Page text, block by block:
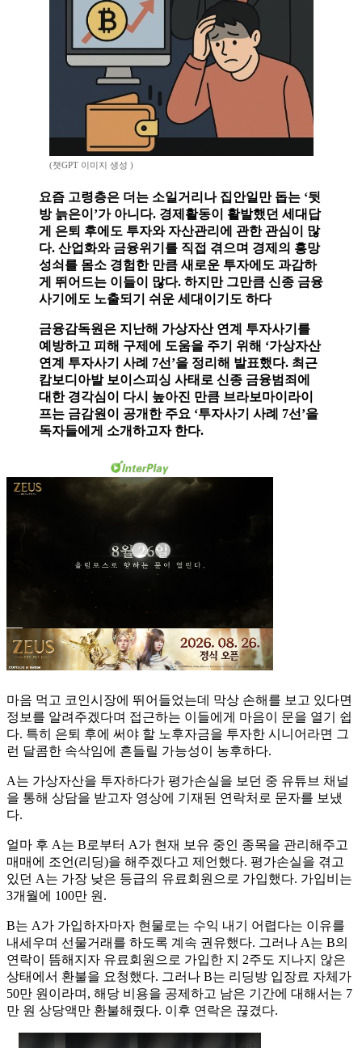
(챗GPT 이미지 생성 )
요즘 고령층은 더는 소일거리나 집안일만 돕는 ‘뒷
방 늙은이’가 아니다. 경제활동이 활발했던 세대답
게 은퇴 후에도 투자와 자산관리에 관한 관심이 많
다. 산업화와 금융위기를 직접 겪으며 경제의 흥망
성쇠를 몸소 경험한 만큼 새로운 투자에도 과감하
게 뛰어드는 이들이 많다. 하지만 그만큼 신종 금융
사기에도 노출되기 쉬운 세대이기도 하다
금융감독원은 지난해 가상자산 연계 투자사기를
예방하고 피해 구제에 도움을 주기 위해 ‘가상자산
연계 투자사기 사례 7선’을 정리해 발표했다. 최근
캄보디아발 보이스피싱 사태로 신종 금융범죄에
대한 경각심이 다시 높아진 만큼 브라보마이라이
프는 금감원이 공개한 주요 ‘투자사기 사례 7선’을
독자들에게 소개하고자 한다.
마음 먹고 코인시장에 뛰어들었는데 막상 손해를 보고 있다면
정보를 알려주겠다며 접근하는 이들에게 마음이 문을 열기 쉽
다. 특히 은퇴 후에 써야 할 노후자금을 투자한 시니어라면 그
런 달콤한 속삭임에 흔들릴 가능성이 농후하다.
A는 가상자산을 투자하다가 평가손실을 보던 중 유튜브 채널
을 통해 상담을 받고자 영상에 기재된 연락처로 문자를 보냈
다.
얼마 후 A는 B로부터 A가 현재 보유 중인 종목을 관리해주고
매매에 조언(리딩)을 해주겠다고 제언했다. 평가손실을 겪고
있던 A는 가장 낮은 등급의 유료회원으로 가입했다. 가입비는
3개월에 100만 원.
B는 A가 가입하자마자 현물로는 수익 내기 어렵다는 이유를
내세우며 선물거래를 하도록 계속 권유했다. 그러나 A는 B의
연락이 뜸해지자 유료회원으로 가입한 지 2주도 지나지 않은
상태에서 환불을 요청했다. 그러나 B는 리딩방 입장료 자체가
50만 원이라며, 해당 비용을 공제하고 남은 기간에 대해서는 7
만 원 상당액만 환불해줬다. 이후 연락은 끊겼다.